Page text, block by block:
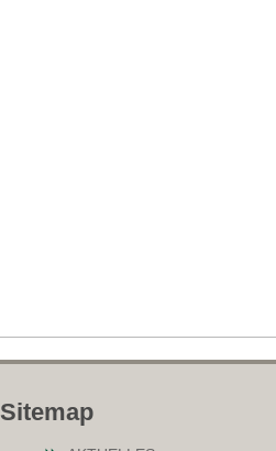
Sitemap